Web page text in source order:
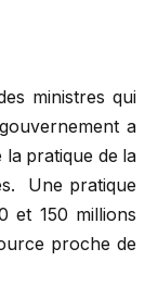
ministres qui
a
pratique de la
Une pratique
et 150 millions
proche de